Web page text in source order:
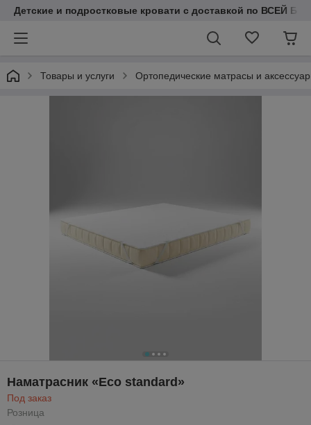
Детские и подростковые кровати с доставкой по ВСЕЙ
Товары и услуги Ортопедические матрасы и
Наматрасник «Eco standard»
Под заказ
Розница